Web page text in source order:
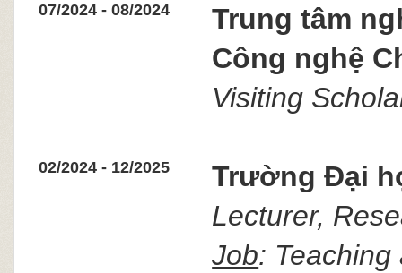
07/2024 - 08/2024
Trung tâm
Công nghệ
Visiting
02/2024 - 12/2025
Trường Đại
Lecturer,
Job: